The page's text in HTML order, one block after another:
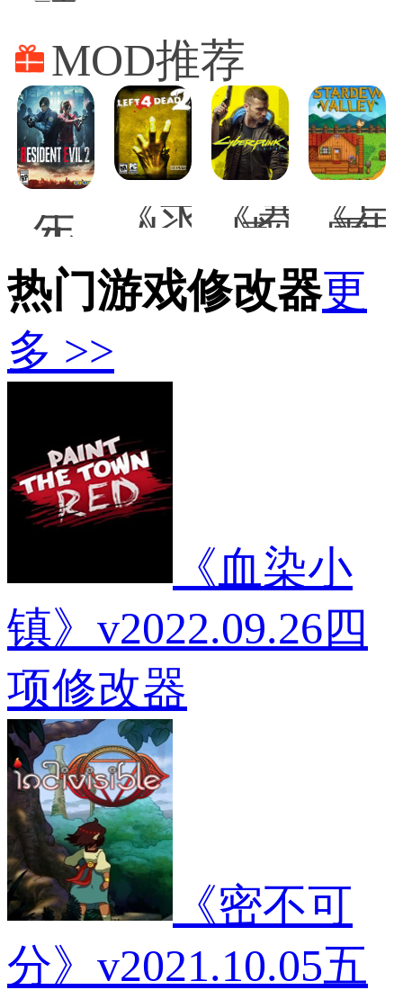
神
话
悟
空
修
改
器
MOD推荐
生
化
危
机2
重
制
版
克
莱
艾
达
花
兔
女
黑
色
薄
纱
MOD
《求
生
之
路
2》
使
召
唤
色
行
动
战
斗
MOD
《赛
博
朋
克
2077》
混
《星
露
谷
物
语》
图
热门游戏修改器更
多 >>
《血染小
镇》v2022.09.26四
项修改器
《密不可
分》v2021.10.05五